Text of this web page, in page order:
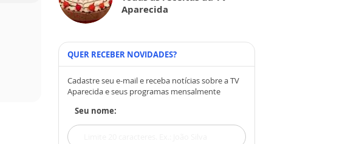
Aparecida
QUER RECEBER NOVIDADES?
Cadastre seu e-mail e receba notícias sobre a TV
Aparecida e seus programas mensalmente
Seu nome: